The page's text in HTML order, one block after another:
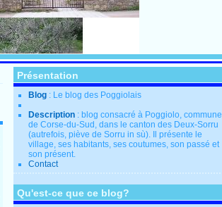
Présentation
Blog : Le blog des Poggiolais
Description : blog consacré à Poggiolo, commune
de Corse-du-Sud, dans le canton des Deux-Sorru
(autrefois, piève de Sorru in sù). Il présente le
village, ses habitants, ses coutumes, son passé et
son présent.
Contact
Qu'est-ce que ce blog?